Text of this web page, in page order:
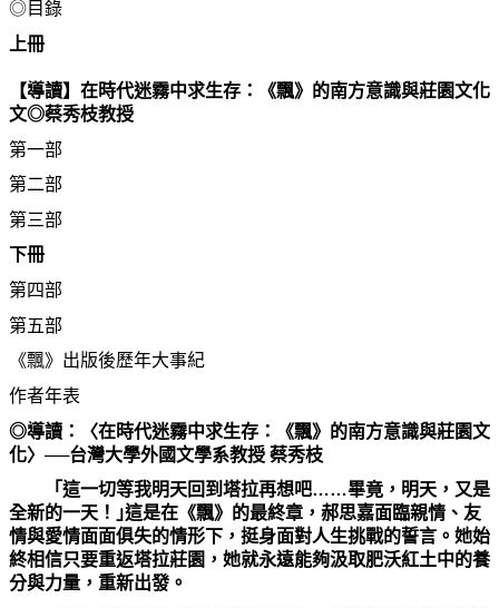
◎目錄
上冊
【導讀】在時代迷霧中求生存：《飄》的南方意識與莊園文化
文◎蔡秀枝教授
第一部
第二部
第三部
下冊
第四部
第五部
《飄》出版後歷年大事紀
作者年表
◎導讀：〈在時代迷霧中求生存：《飄》的南方意識與莊園文
化〉──台灣大學外國文學系教授 蔡秀枝
「這一切等我明天回到塔拉再想吧……畢竟，明天，又是
全新的一天！｣這是在《飄》的最終章，郝思嘉面臨親情、友
情與愛情面面俱失的情形下，挺身面對人生挑戰的誓言。她始
終相信只要重返塔拉莊園，她就永遠能夠汲取肥沃紅土中的養
分與力量，重新出發。